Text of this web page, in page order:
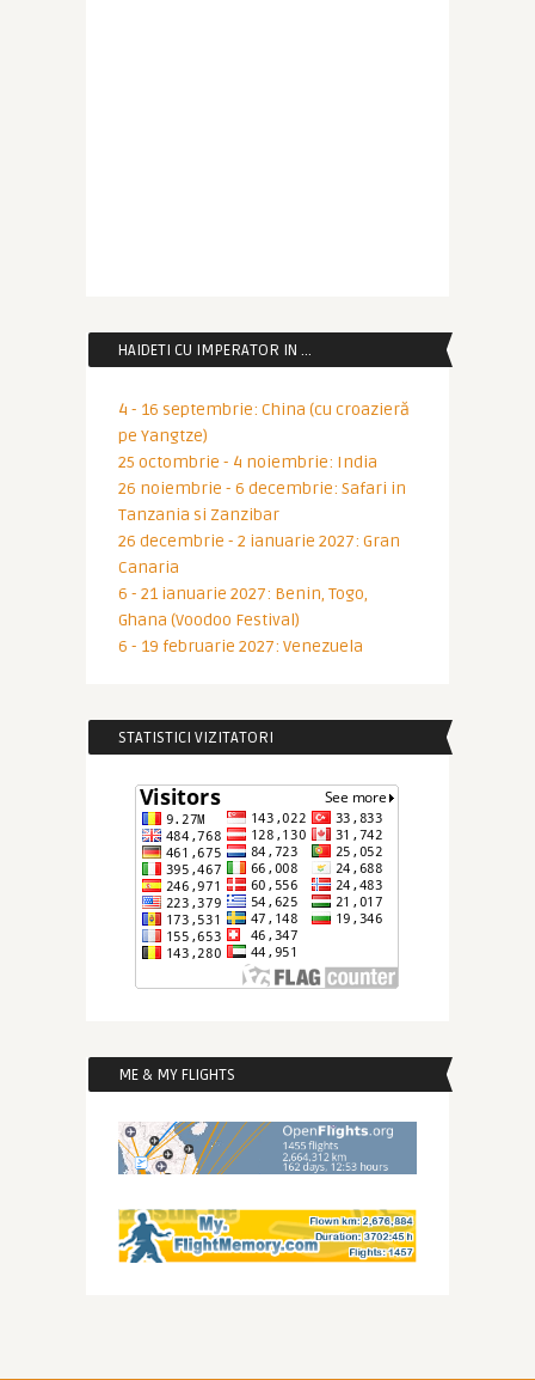
HAIDETI CU IMPERATOR IN …
4 - 16 septembrie: China (cu croazieră
pe Yangtze)
25 octombrie - 4 noiembrie: India
26 noiembrie - 6 decembrie: Safari in
Tanzania si Zanzibar
26 decembrie - 2 ianuarie 2027: Gran
Canaria
6 - 21 ianuarie 2027: Benin, Togo,
Ghana (Voodoo Festival)
6 - 19 februarie 2027: Venezuela
STATISTICI VIZITATORI
ME & MY FLIGHTS